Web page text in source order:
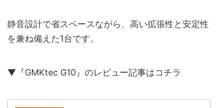
静音設計で省スペースながら、高い拡張性と安定性
を兼ね備えた1台です。
▼『GMKtec G10』のレビュー記事はコチラ